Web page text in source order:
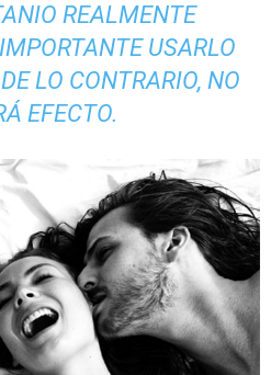
REALMENTE
USARLO
​​LO CONTRARIO, NO
EFECTO.